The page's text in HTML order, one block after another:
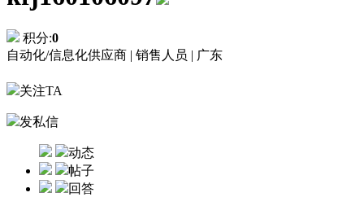
积分:0
自动化/信息化供应商 | 销售人员 | 广东
关注TA
发私信
动态
帖子
回答